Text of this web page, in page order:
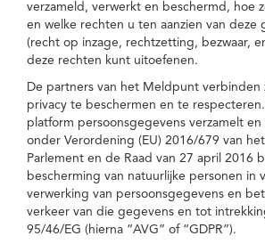
verzameld, verwerkt en beschermd, hoe
en welke rechten u ten aanzien van deze
(recht op inzage, rechtzetting, bezwaar,
deze rechten kunt uitoefenen.
De partners van het Meldpunt verbinden
privacy te beschermen en te
platform persoonsgegevens verzamelt
onder Verordening (EU) 2016/679 van
Parlement en de Raad van 27 april 2016
bescherming van natuurlijke personen in
verwerking van persoonsgegevens en
verkeer van die gegevens en tot
95/46/EG (hierna “AVG” of “GDPR”).